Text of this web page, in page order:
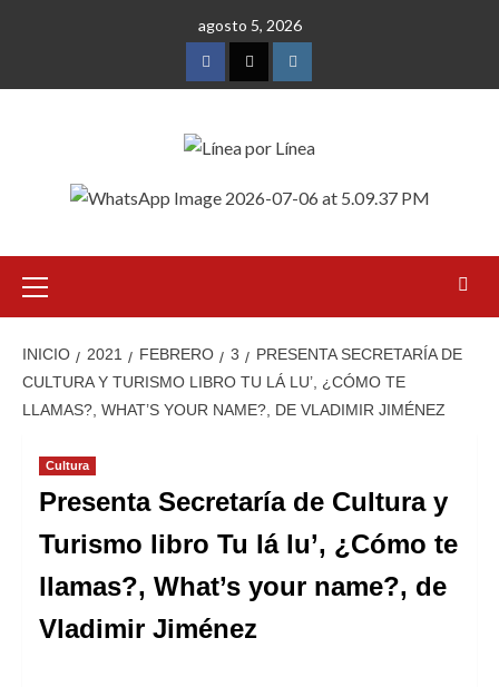
agosto 5, 2026
FacebookTwitterInstagram
primario
INICIO 2021 FEBRERO 3
PRESENTA SECRETARÍA DE
CULTURA Y TURISMO LIBRO TU LÁ LU’, ¿CÓMO TE
LLAMAS?, WHAT’S YOUR NAME?, DE VLADIMIR JIMÉNEZ
Cultura
Presenta Secretaría de Cultura y
Turismo libro Tu lá lu’, ¿Cómo te
llamas?, What’s your name?, de
Vladimir Jiménez